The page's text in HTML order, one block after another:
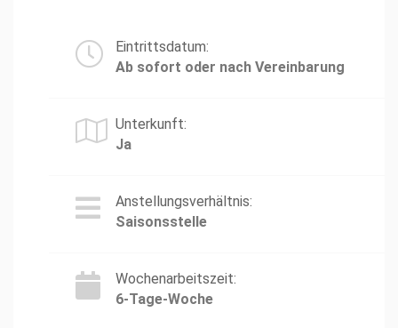
Eintrittsdatum:
Ab sofort oder nach Vereinbarung
Unterkunft:
Ja
Anstellungsverhältnis:
Saisonsstelle
Wochenarbeitszeit:
6-Tage-Woche